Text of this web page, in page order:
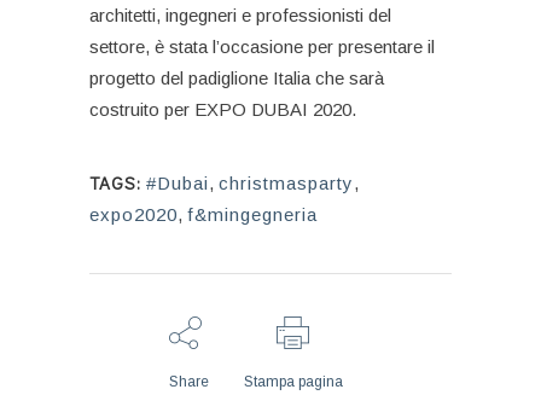
architetti, ingegneri e professionisti del
settore, è stata l’occasione per presentare il
progetto del padiglione Italia che sarà
costruito per EXPO DUBAI 2020.
TAGS: #Dubai, christmasparty,
expo2020, f&mingegneria
Share Stampa pagina